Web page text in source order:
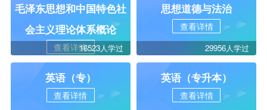
毛泽东思想和中国特色社
会主义理论体系概论
查看详情16523人学过
思想道德与法治
查看详情
29956人学过
英语（专）
查看详情
英语（专升本）
查看详情